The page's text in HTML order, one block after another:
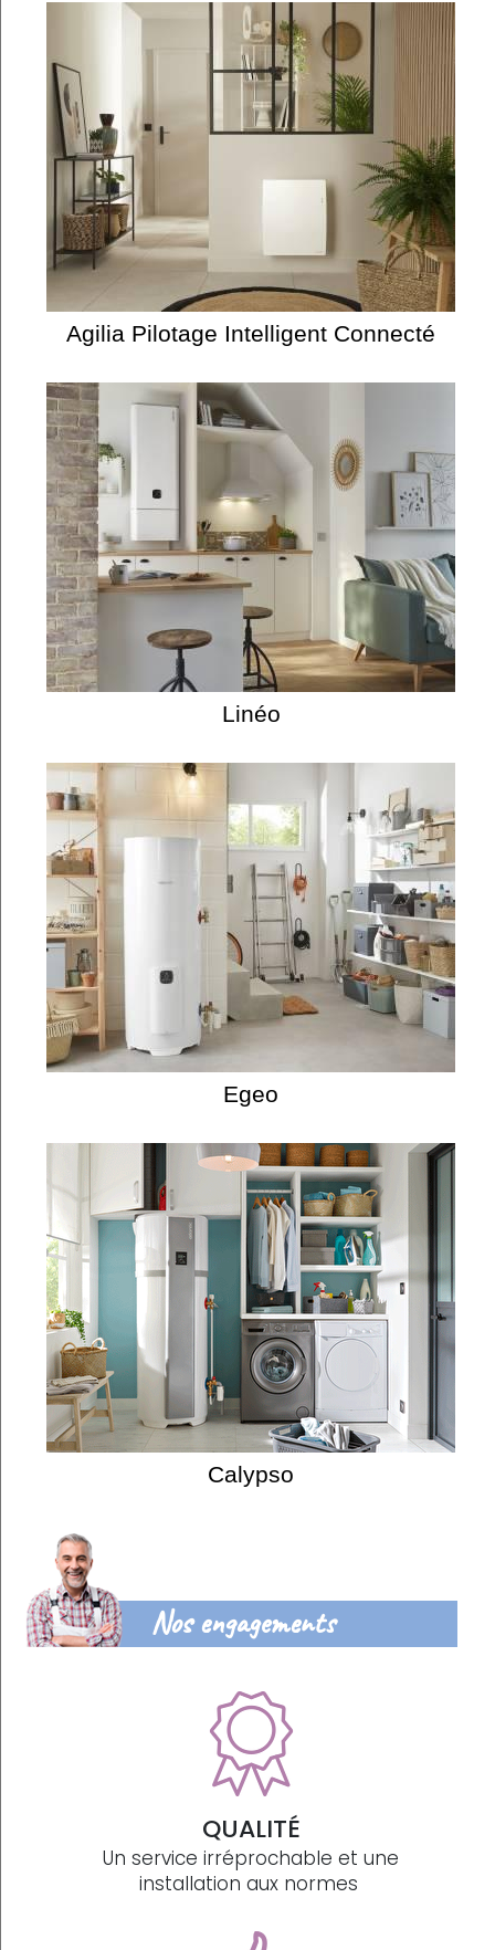
Agilia Pilotage Intelligent Connecté
Linéo
Egeo
Calypso
Nos engagements
QUALITÉ
Un service irréprochable et une
installation aux normes